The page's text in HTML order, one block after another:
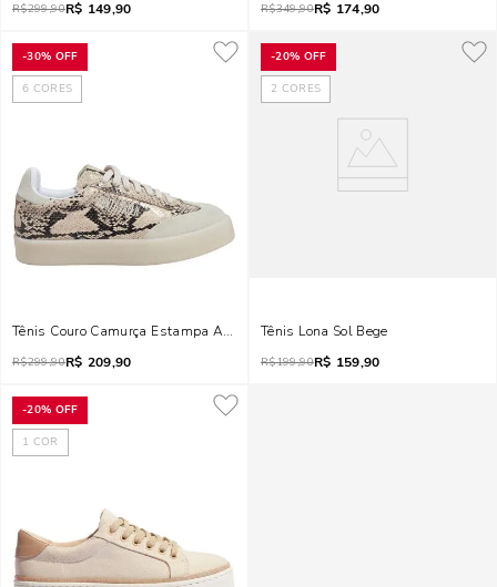
R$299,90R$ 149,90 R$349,90R$ 174,90
-30% OFF
6 CORES
Tênis Couro Camurça Estampa Animal Print Cobra Cinza Alvejado
R$299,90R$ 209,90
-20% OFF
2 CORES
Tênis Lona Sol Bege
R$199,90R$ 159,90
-20% OFF
1 COR